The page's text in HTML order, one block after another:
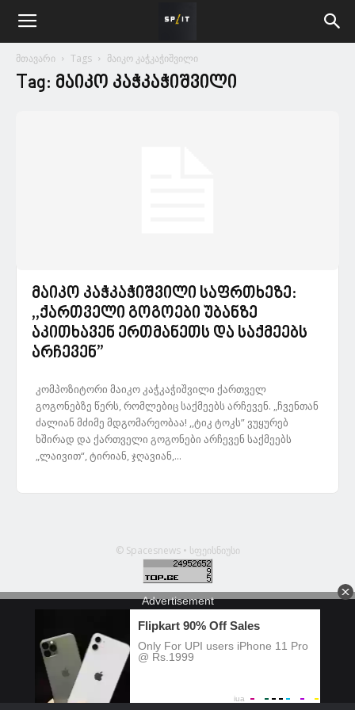
მთავარი Tags მაიკო კაჭკაჭიშვილი
Tag: მაიკო კაჭკაჭიშვილი
მაიკო კაჭკაჭიშვილი საფრთხეზე:
,,ქართველი გოგოები უბანზე
აკითხავენ ერთმანეთს და საქმეებს
არჩევენ”
კომპოზიტორი მაიკო კაჭკაჭიშვილი ქართველ
გოგონებზე წერს, რომლებიც საქმეებს არჩევენ. „ჩვენთან
ძალიან მძიმე მდგომარეობაა! ,,ტიკ ტოკს” ვუყურებ
ხშირად და ქართველი გოგონები არჩევენ საქმეებს
„ლაივით“, ტირიან, ჯღავიან,...
© Spacesnews • სფეისნიუსი